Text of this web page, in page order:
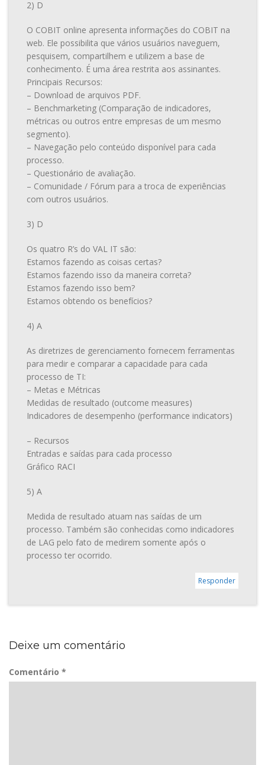
2) D
O COBIT online apresenta informações do COBIT na
web. Ele possibilita que vários usuários naveguem,
pesquisem, compartilhem e utilizem a base de
conhecimento. É uma área restrita aos assinantes.
Principais Recursos:
– Download de arquivos PDF.
– Benchmarketing (Comparação de indicadores,
métricas ou outros entre empresas de um mesmo
segmento).
– Navegação pelo conteúdo disponível para cada
processo.
– Questionário de avaliação.
– Comunidade / Fórum para a troca de experiências
com outros usuários.
3) D
Os quatro R’s do VAL IT são:
Estamos fazendo as coisas certas?
Estamos fazendo isso da maneira correta?
Estamos fazendo isso bem?
Estamos obtendo os benefícios?
4) A
As diretrizes de gerenciamento fornecem ferramentas
para medir e comparar a capacidade para cada
processo de TI:
– Metas e Métricas
Medidas de resultado (outcome measures)
Indicadores de desempenho (performance indicators)
– Recursos
Entradas e saídas para cada processo
Gráfico RACI
5) A
Medida de resultado atuam nas saídas de um
processo. Também são conhecidas como indicadores
de LAG pelo fato de medirem somente após o
processo ter ocorrido.
Responder
Deixe um comentário
Comentário *